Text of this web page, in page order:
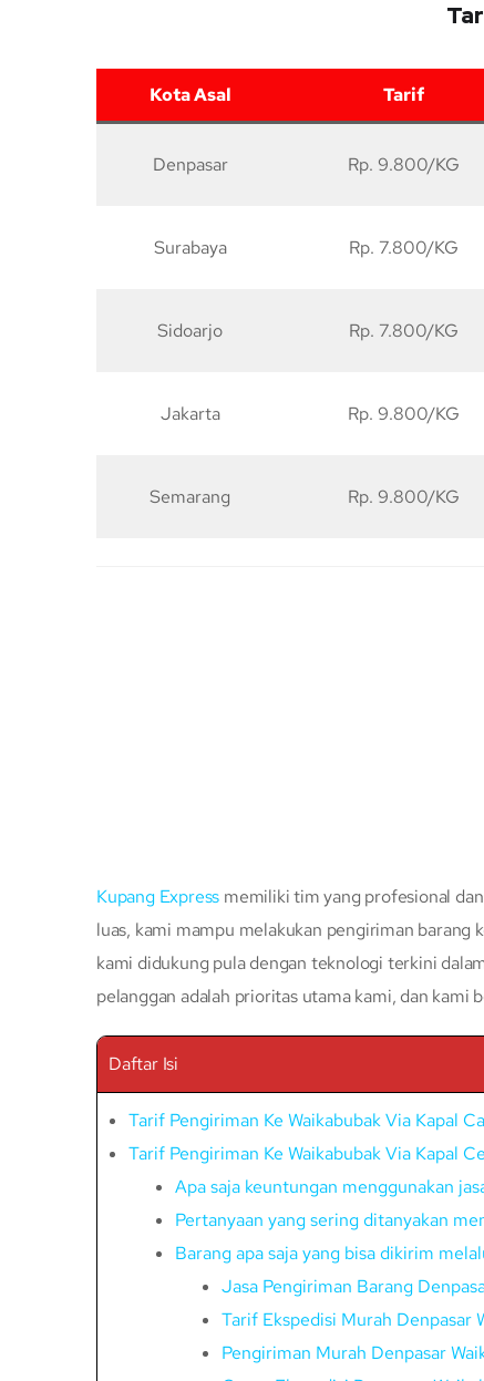
Kota Asal Tarif
Denpasar Rp. 9.800/KG
Surabaya Rp. 7.800/KG
Sidoarjo Rp. 7.800/KG
Jakarta Rp. 9.800/KG
Semarang Rp. 9.800/KG
Kupang Express memiliki tim yang profesional
luas, kami mampu melakukan pengiriman barang
kami didukung pula dengan teknologi terkini
pelanggan adalah prioritas utama kami, dan
Daftar Isi
Tarif Pengiriman Ke Waikabubak Via Kapal
Tarif Pengiriman Ke Waikabubak Via Kapal
Apa saja keuntungan menggunakan
Pertanyaan yang sering ditanyakan
Barang apa saja yang bisa dikirim
Jasa Pengiriman Barang
Tarif Ekspedisi Murah Denpasar
Pengiriman Murah Denpasar